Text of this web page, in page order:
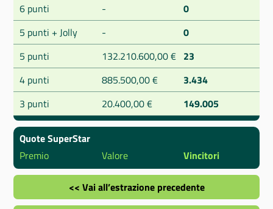
6 punti
-
0
5 punti + Jolly
-
0
5 punti
132.210.600,00 € 23
4 punti
885.500,00 €
3.434
3 punti
20.400,00 € 149.005
Quote SuperStar
Premio
Valore Vincitori
<< Vai all’estrazione precedente